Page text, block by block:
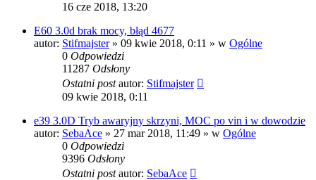
16 cze 2018, 13:20
E60 3.0d brak mocy, błąd 4677
autor: Stifmajster» 09 kwie 2018, 0:11 » w Ogólne
0 Odpowiedzi
11287 Odsłony
Ostatni postautor: Stifmajster
09 kwie 2018, 0:11
e39 3.0D Tryb awaryjny skrzyni, MOC po vin i w dowodzie
autor: SebaAce » 27 mar 2018, 11:49 » w Ogólne
0 Odpowiedzi
9396 Odsłony
Ostatni postautor: SebaAce